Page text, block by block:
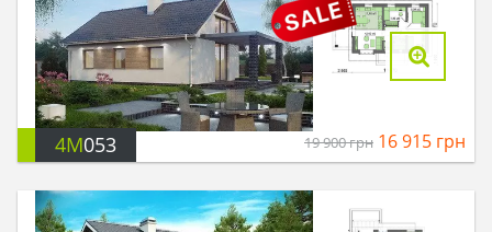
4M053 19 900грн 16 915 грн